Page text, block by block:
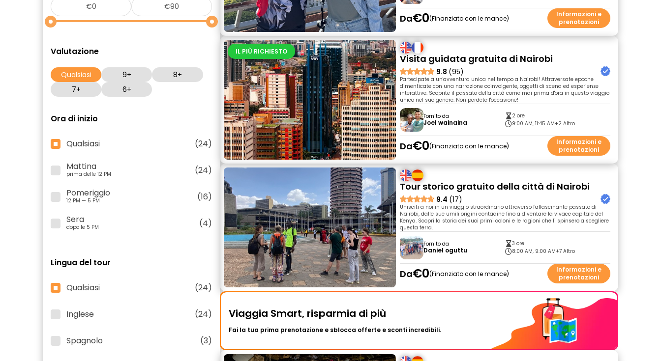
Valutazione
Qualsiasi 9+
8+
7+
6+
Ora di inizio
Qualsiasi
(24)
Mattina
prima delle 12 PM
(24)
Pomeriggio
12 PM — 5 PM
(16)
Sera
dopo le 5 PM (4)
Lingua del tour
Qualsiasi (24)
Inglese (24)
Spagnolo (3)
Da€0 Finanziato con le mance
Informazioni e
prenotazioni
IL PIÙ RICHIESTO
Visita guidata gratuita di Nairobi
9.8 (95)
Partecipate a un'avventura unica nel tempo a Nairobi! Attraversate epoche
dimenticate con una narrazione coinvolgente, oggetti di scena ed esperienze
interattive. Scoprite il passato della città come mai prima d'ora in questo viaggio
unico nel suo genere. Non perdete l'occasione!
Fornito da
Joel wainaina
2 ore
9:00 AM, 11:45 AM+2 Altro
Da€0 Finanziato con le mance
Informazioni e
prenotazioni
Tour storico gratuito della città di Nairobi
9.4 (17)
Unisciti a noi in un viaggio straordinario attraverso l'affascinante passato di
Nairobi, dalle sue umili origini contadine fino a diventare la vivace capitale del
Kenya. Scopri la storia dei suoi primi coloni e le ragioni che li spinsero a scegliere
questa terra.
Fornito da
Daniel oguttu
3 ore
8:00 AM, 9:00 AM+7 Altro
Da€0 Finanziato con le mance
Informazioni e
prenotazioni
Viaggia Smart, risparmia di più
Fai la tua prima prenotazione e sblocca offerte e sconti incredibili.